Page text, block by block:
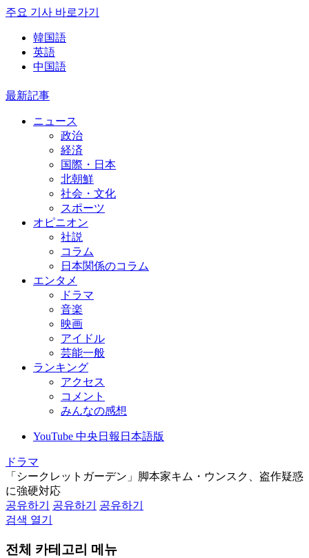
주요 기사 바로가기
韓国語
英語
中国語
最新記事
ニュース
政治
経済
国際・日本
北朝鮮
社会・文化
スポーツ
オピニオン
社説
コラム
日本関係のコラム
エンタメ
ドラマ
音楽
映画
アイドル
芸能一般
ランキング
アクセス
コメント
みんなの感想
YouTube 中央日報日本語版
ドラマ
「シークレットガーデン」脚本家キム・ウンスク、盗作疑惑
に強硬対応
공유하기
공유하기
공유하기
검색 열기
전체 카테고리 메뉴